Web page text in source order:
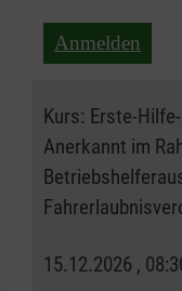
Anmelden
Kurs: Erste-
Anerkannt im
15.12.2026 ,